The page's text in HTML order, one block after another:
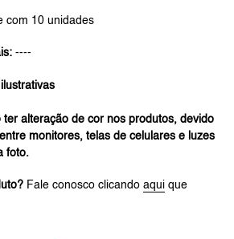
com 10 unidades
----
ter alteração de cor nos produtos, devido
monitores, telas de celulares e luzes
foto.
Fale conosco clicando aqui que